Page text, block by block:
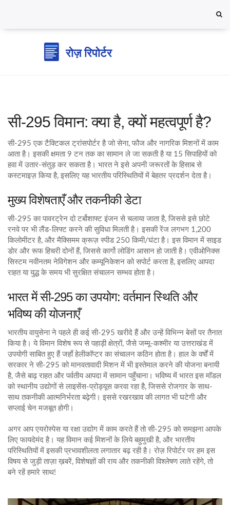
सी-295 विमान: क्या है, क्यों महत्वपूर्ण है?
सी-295 एक टैक्टिकल ट्रांसपोर्टर है जो सेना, फौज और नागरिक मिशनों में काम
आता है। इसकी क्षमता 9 टन तक का सामान ले जा सकती है या 15 सिपाहियों को
हवा में उतार‑संतुड़ कर सकता है। भारत ने इसे अपनी जरूरतों के हिसाब से
कस्टमाइज़ किया है, इसलिए यह भारतीय परिस्थितियों में बेहतर प्रदर्शन देता है।
मुख्य विशेषताएँ और तकनीकी डेटा
सी-295 का पावरट्रेन दो टर्बोशाफ्ट इंजन से चलाया जाता है, जिससे इसे छोटे
रनवे पर भी लैंड‑लिफ्ट करने की सुविधा मिलती है। इसकी रेंज लगभग 1,200
किलोमीटर है, और मैक्सिमम क्रूज़ स्पीड 250 किमी/घंटा है। इस वि‍मान में साइड
डोर और रूफ हिचरी दोनों हैं, जिससे कार्गो लोडिंग आसान हो जाती है। एवीओनिक्स
सिस्टम नवीनतम नेविगेशन और कम्यूनिकेशन को सपोर्ट करता है, इसलिए आपदा
राहत या युद्ध के समय भी सुरक्षित संचालन सम्भव होता है।
भारत में सी-295 का उपयोग: वर्तमान स्थिति और
भविष्य की योजनाएँ
भारतीय वायुसेना ने पहले ही कई सी-295 खरीदे हैं और उन्हें विभिन्न बेसों पर तैनात
किया है। ये विमान विशेष रूप से पहाड़ी क्षेत्रों, जैसे जम्मू‑कश्मीर या उत्तराखंड में
उपयोगी साबित हुए हैं जहाँ हेलीकॉप्टर का संचालन कठिन होता है। हाल के वर्षों में
सरकार ने सी-295 को मानवतावादी मिशन में भी इस्तेमाल करने की योजना बनायी
है, जैसे बाढ़ राहत और पर्वतीय आपदा में सामान पहुँचाना। भविष्य में भारत इस मॉडल
को स्थानीय उद्योगों से लाइसेंस‑प्रोड्यूस करवा रहा है, जिससे रोजगार के साथ-
साथ तकनीकी आत्मनिर्भरता बढ़ेगी। इससे रखरखाव की लागत भी घटेगी और
सप्लाई चेन मजबूत होगी।
अगर आप एयरोस्पेस या रक्षा उद्योग में काम करते हैं तो सी-295 को समझना आपके
लिए फायदेमंद है। यह विमान कई मिशनों के लिये बहुमुखी है, और भारतीय
परिस्थितियों में इसकी प्रभावशीलता लगातार बढ़ रही है। रोज़ रिपोर्टर पर हम इस
विषय से जुड़ी ताज़ा ख़बरें, विशेषज्ञों की राय और तकनीकी विश्लेषण लाते रहेंगे, तो
बने रहें हमारे साथ!